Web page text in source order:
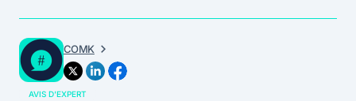
COMK
AVIS D'EXPERT